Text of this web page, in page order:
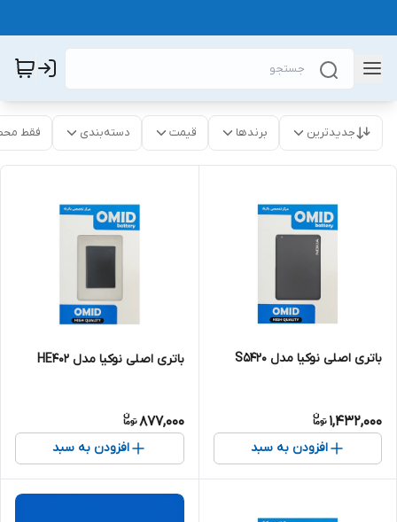
جدیدترین برندها قیمت دسته‌بندی فقط
باتری اصلی نوکیا مدل S5420
1,432,000
افزودن به سبد
باتری اصلی نوکیا مدل HE402
877,000
افزودن به سبد